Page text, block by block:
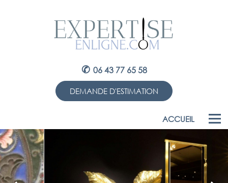
✆ 06 43 77 65 58
DEMANDE D'ESTIMATION
ACCUEIL